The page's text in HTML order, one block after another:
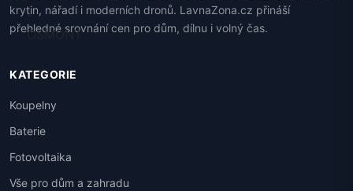
krytin, nářadí i moderních dronů. LavnaZona.cz přináší
přehledné srovnání cen pro dům, dílnu i volný čas.
KATEGORIE
Koupelny
Baterie
Fotovoltaika
Vše pro dům a zahradu